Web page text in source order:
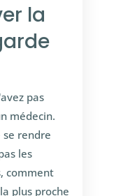
la
pas
médecin.
se rendre
les
comment
plus proche